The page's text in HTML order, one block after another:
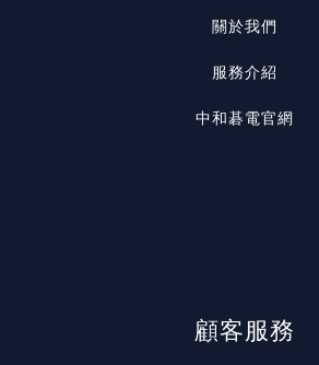
關於我們
服務介紹
中和碁電官網
顧客服務